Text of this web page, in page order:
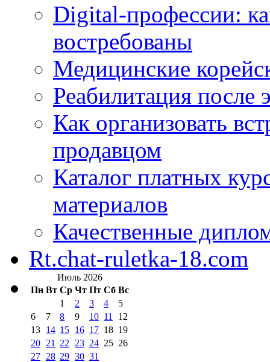
Digital-профессии:
востребованы
Медицинские
Реабилитация после
Как организовать
продавцом
Каталог платных
материалов
Качественные
Rt.chat-ruletka-18.com
Июль 2026
Пн Вт Ср Чт Пт Сб Вс
1 2 3 4
5
6
7 8 9 10 11
12
13 14 15 16 17 18 19
20 21 22 23 24 25 26
27 28 29 30 31